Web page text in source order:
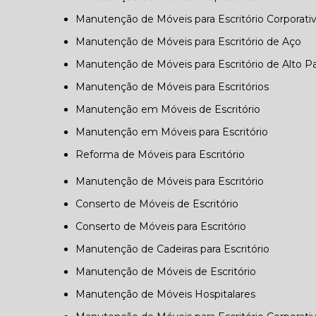
Manutenção de Móveis para Escritório
Manutenção de Móveis para Escritório de Aço
Manutenção de Móveis para Escritório de Alto
Manutenção de Móveis para Escritórios
Manutenção em Móveis de Escritório
Manutenção em Móveis para Escritório
Reforma de Móveis para Escritório
Manutenção de Móveis para Escritório
Conserto de Móveis de Escritório
Conserto de Móveis para Escritório
Manutenção de Cadeiras para Escritório
Manutenção de Móveis de Escritório
Manutenção de Móveis Hospitalares